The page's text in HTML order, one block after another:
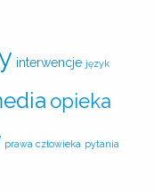
interwencje język
opieka
prawa człowieka pytania